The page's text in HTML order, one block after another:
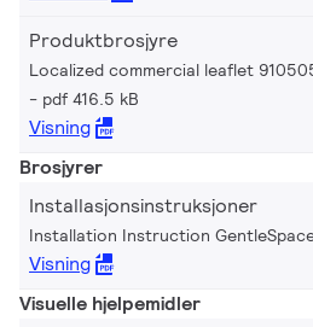
Produktbrosjyre
Localized commercial leaflet
pdf 416.5 kB
Visning
Brosjyrer
Installasjonsinstruksjoner
Installation Instruction
Visning
Visuelle hjelpemidler